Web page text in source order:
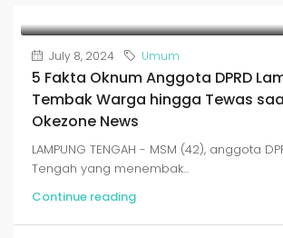
July 8, 2024 Umum
5 Fakta Oknum Anggota DPRD
Tembak Warga hingga Tewas
Okezone News
LAMPUNG TENGAH - MSM (42), anggota
Tengah yang menembak...
Continue reading